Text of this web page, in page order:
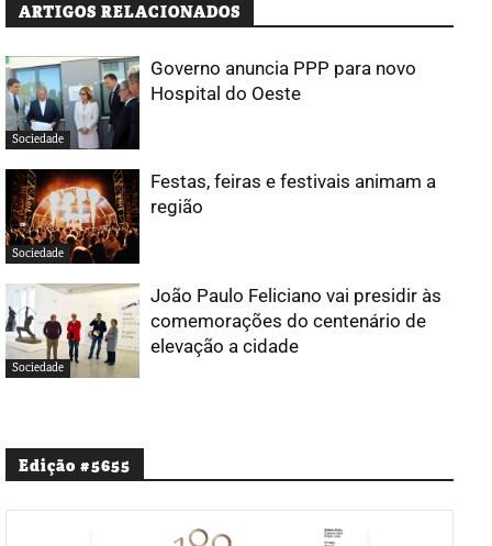
ARTIGOS RELACIONADOS
Sociedade
Governo anuncia PPP para novo
Hospital do Oeste
Sociedade
Festas, feiras e festivais animam a
região
Sociedade
João Paulo Feliciano vai presidir às
comemorações do centenário de
elevação a cidade
Edição #5655